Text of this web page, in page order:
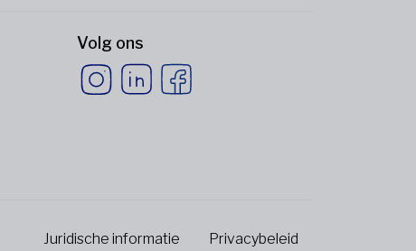
Volg ons
Juridische informatie Privacybeleid